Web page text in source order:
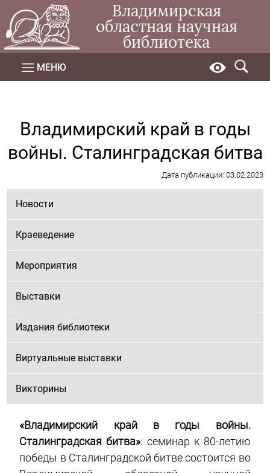
Владимирская
областная научная
библиотека
МЕНЮ
Владимирский край в годы
войны. Сталинградская битва
Дата публикации: 03.02.2023
Новости
Краеведение
Мероприятия
Выставки
Издания библиотеки
Виртуальные выставки
Викторины
«Владимирский край в годы войны.
Сталинградская битва»: семинар к 80-летию
победы в Сталинградской битве состоится во